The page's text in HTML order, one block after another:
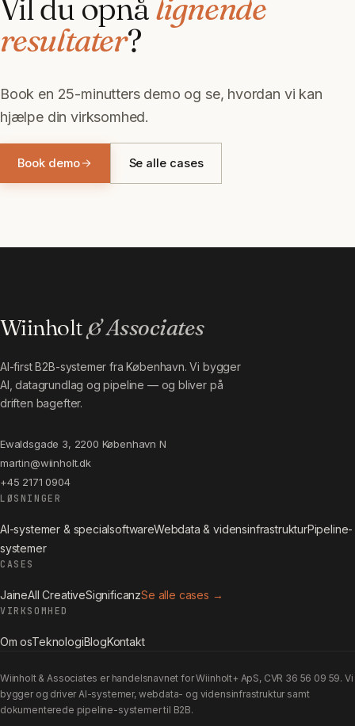
Vil du opnålignende
resultater?
Book en 25-minutters demo og se, hvordan vi kan
hjælpe din virksomhed.
Book demo Se alle cases
Wiinholt& Associates
AI-first B2B-systemer fra København. Vi bygger
AI, datagrundlag og pipeline — og bliver på
driften bagefter.
Ewaldsgade 3, 2200 København N
martin@wiinholt.dk
+45 2171 0904
LØSNINGER
AI-systemer & specialsoftwareWebdata & vidensinfrastrukturPipeline-
systemer
CASES
JaineAll CreativeSignificanzSe alle cases →
VIRKSOMHED
Om osTeknologiBlogKontakt
Wiinholt & Associates er handelsnavnet for Wiinholt+ ApS, CVR 36 56 09 59. Vi
bygger og driver AI-systemer, webdata- og vidensinfrastruktur samt
dokumenterede pipeline-systemer til B2B.